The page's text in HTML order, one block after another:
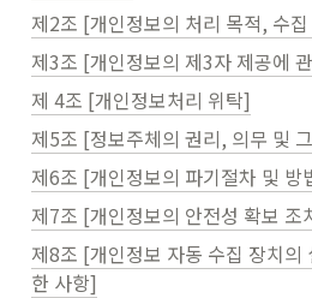
제2조 [개인정보의 처리 목적, 수
제3조 [개인정보의 제3자 제공에
제 4조 [개인정보처리 위탁]
제5조 [정보주체의 권리, 의무 및
제6조 [개인정보의 파기절차 및 방
제7조 [개인정보의 안전성 확보 조
제8조 [개인정보 자동 수집 장치의
한 사항]